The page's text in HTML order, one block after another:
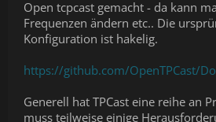
Open tcpcast gemacht - da kann
Frequenzen ändern etc.. Die
Konfiguration ist hakelig.
https://github.com/OpenTPCast/
Generell hat TPCast eine reihe an
muss teilweise einige